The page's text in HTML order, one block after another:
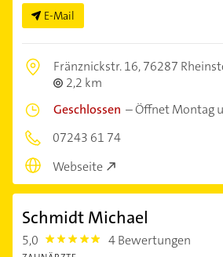
E-Mail
Fränznickstr. 16,76287
2,2 km
Geschlossen –Öffnet Montag
07243 61 74
Webseite
Schmidt Michael
5,0 5.0 4 Bewertungen